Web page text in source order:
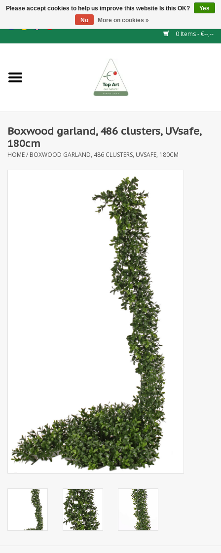
GBP/CHF
0 Items - €--,--
NEW!
Floral supplies
Artificial flowers
Boxwood garland, 486 clusters, UVsafe,
180cm
HOME/ BOXWOOD GARLAND, 486 CLUSTERS, UVSAFE, 180CM
Please accept cookies to help us improve this website Is this OK?
Yes
No
More on cookies »